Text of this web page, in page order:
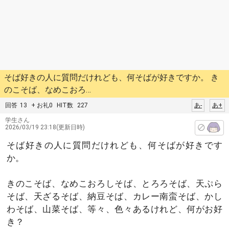
そば好きの人に質問だけれども、何そばが好きですか。 き
のこそば、なめこおろ…
回答 13 + お礼0 HIT数 227 あ+
あ-
学生さん
2026/03/19 23:18(更新日時)
そば好きの人に質問だけれども、何そばが好きです
か。
きのこそば、なめこおろしそば、とろろそば、天ぷら
そば、天ざるそば、納豆そば、カレー南蛮そば、かし
わそば、山菜そば、等々、色々あるけれど、何がお好
き？